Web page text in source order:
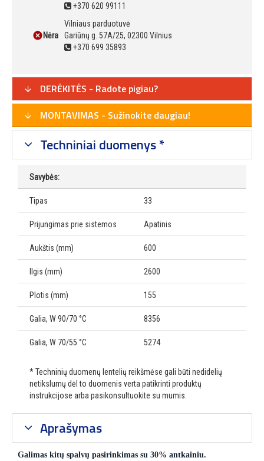
+370 620 99111
Nėra
Vilniaus parduotuvė
Gariūnų g. 57A/25, 02300 Vilnius
+370 699 35893
DERĖKITĖS - Radote pigiau?
MONTAVIMAS - Sužinokite daugiau!
Techniniai duomenys *
Savybės:
Tipas 33
Prijungimas prie sistemos Apatinis
Aukštis (mm) 600
Ilgis (mm) 2600
Plotis (mm) 155
Galia, W 90/70 °C 8356
Galia, W 70/55 °C 5274
* Techninių duomenų lentelių reikšmėse gali būti nedidelių
netikslumų dėl to duomenis verta patikrinti produktų
instrukcijose arba pasikonsultuokite su mumis.
Aprašymas
Galimas kitų spalvų pasirinkimas su 30% antkainiu.